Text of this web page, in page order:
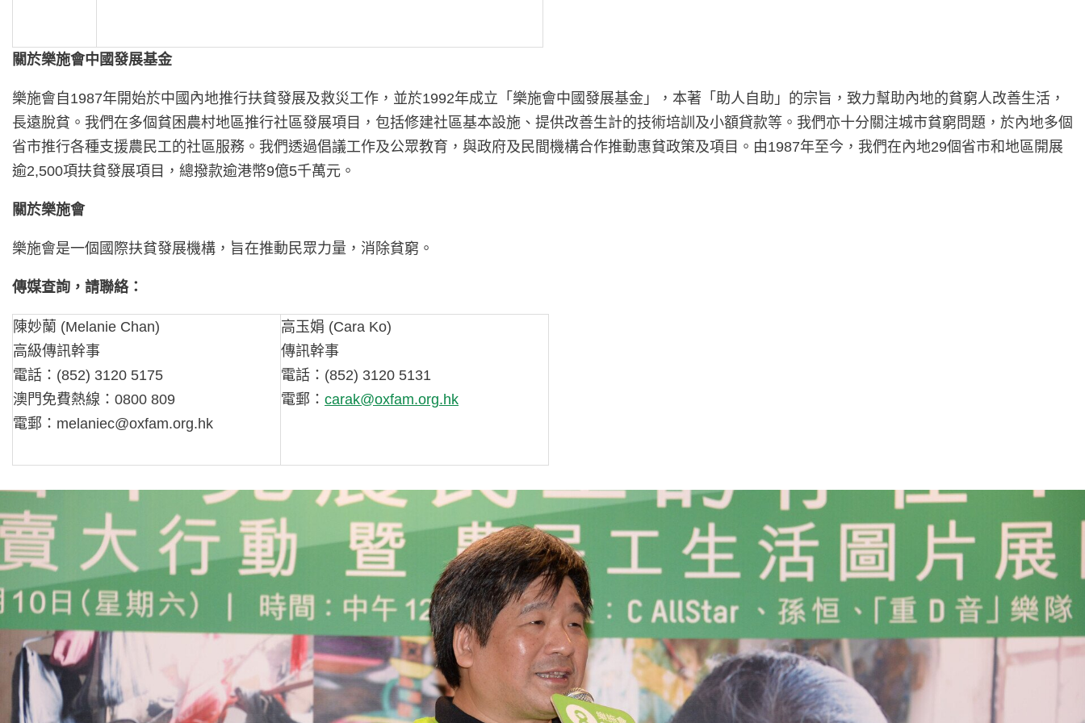
關於樂施會中國發展基金
樂施會自1987年開始於中國內地推行扶貧發展及救災工作，並於1992年成立「樂施會中國發展基金」，本著「助人自助」的宗旨，致力幫助內地的貧窮人改善生活，
長遠脫貧。我們在多個貧困農村地區推行社區發展項目，包括修建社區基本設施、提供改善生計的技術培訓及小額貸款等。我們亦十分關注城市貧窮問題，於內地多個
省市推行各種支援農民工的社區服務。我們透過倡議工作及公眾教育，與政府及民間機構合作推動惠貧政策及項目。由1987年至今，我們在內地29個省市和地區開展
逾2,500項扶貧發展項目，總撥款逾港幣9億5千萬元。
關於樂施會
樂施會是一個國際扶貧發展機構，旨在推動民眾力量，消除貧窮。
傳媒查詢，請聯絡：
陳妙蘭 (Melanie Chan)
高級傳訊幹事
電話：(852) 3120 5175
澳門免費熱線：0800 809
電郵： melaniec@oxfam.org.hk
高玉娟 (Cara Ko)
傳訊幹事
電話：(852) 3120 5131
電郵： carak@oxfam.org.hk